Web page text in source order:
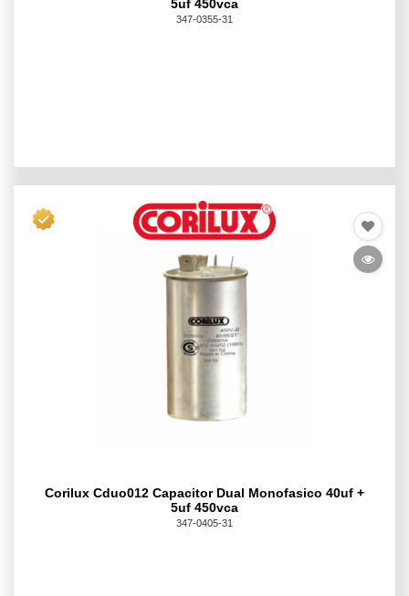
5uf 450vca
347-0355-31
Corilux Cduo012 Capacitor Dual Monofasico 40uf +
5uf 450vca
347-0405-31